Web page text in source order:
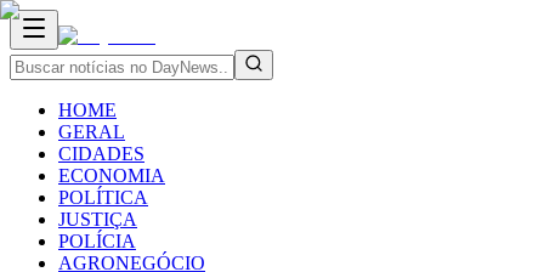
HOME
GERAL
CIDADES
ECONOMIA
POLÍTICA
JUSTIÇA
POLÍCIA
AGRONEGÓCIO